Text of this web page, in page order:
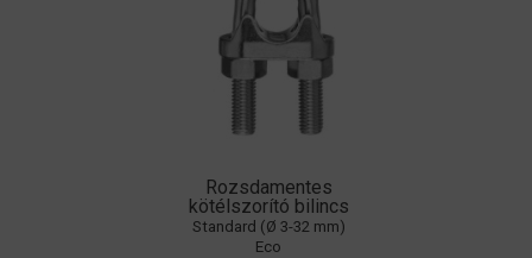
Rozsdamentes
kötélszorító bilincs
Standard (Ø 3-32 mm)
Eco